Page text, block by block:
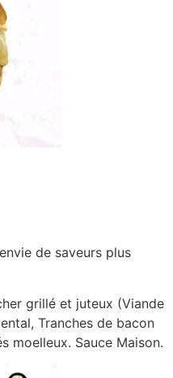
de saveurs plus
grillé et juteux (Viande
Tranches de bacon
moelleux. Sauce Maison.